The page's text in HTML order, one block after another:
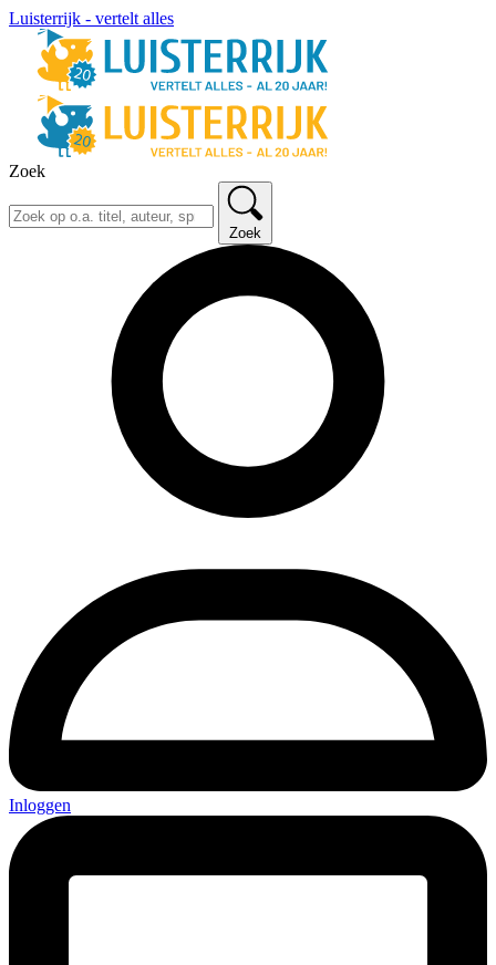
Luisterrijk - vertelt alles
Zoek
Zoek
Inloggen